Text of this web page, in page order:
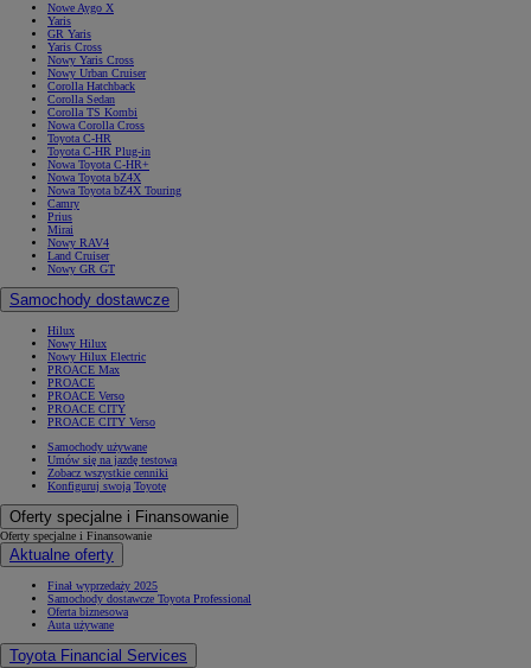
Nowe Aygo X
Yaris
GR Yaris
Yaris Cross
Nowy Yaris Cross
Nowy Urban Cruiser
Corolla Hatchback
Corolla Sedan
Corolla TS Kombi
Nowa Corolla Cross
Toyota C-HR
Toyota C-HR Plug-in
Nowa Toyota C-HR+
Nowa Toyota bZ4X
Nowa Toyota bZ4X Touring
Camry
Prius
Mirai
Nowy RAV4
Land Cruiser
Nowy GR GT
Samochody dostawcze
Hilux
Nowy Hilux
Nowy Hilux Electric
PROACE Max
PROACE
PROACE Verso
PROACE CITY
PROACE CITY Verso
Samochody używane
Umów się na jazdę testową
Zobacz wszystkie cenniki
Konfiguruj swoją Toyotę
Oferty specjalne i Finansowanie
Oferty specjalne i Finansowanie
Aktualne oferty
Finał wyprzedaży 2025
Samochody dostawcze Toyota Professional
Oferta biznesowa
Auta używane
Toyota Financial Services